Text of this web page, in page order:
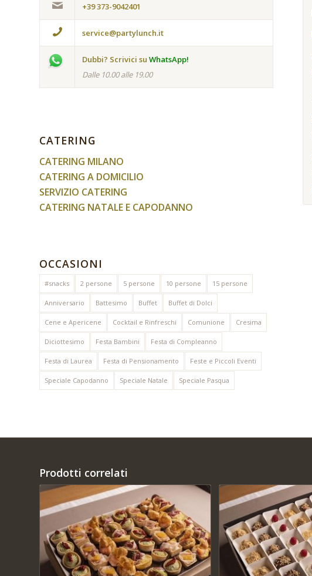
+39 373-9042401
service@partylunch.it
Dubbi? Scrivici su WhatsApp!
Dalle 10.00 alle 19.00
CATERING
CATERING MILANO
CATERING A DOMICILIO
SERVIZIO CATERING
CATERING NATALE E CAPODANNO
OCCASIONI
#snacks 2 persone 5 persone 10 persone 15 persone
Anniversario Battesimo Buffet Buffet di Dolci
Cene e Apericene Cocktail e Rinfreschi Comunione Cresima
Diciottesimo Festa Bambini Festa di Compleanno
Festa di Laurea Festa di Pensionamento Feste e Piccoli Eventi
Speciale Capodanno Speciale Natale Speciale Pasqua
Prodotti correlati